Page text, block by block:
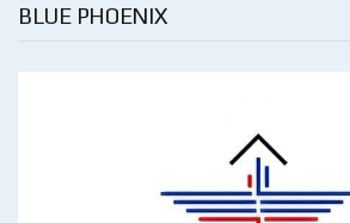
BLUE PHOENIX